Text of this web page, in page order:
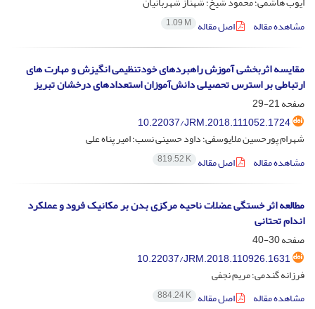
مشاهده مقاله
اصل مقاله 1.09 M
مقایسه اثربخشی آموزش راهبردهای خودتنظیمی انگیزش و مهارت های
ارتباطی بر استرس تحصیلی دانش‌آموزان استعدادهای درخشان تبریز
صفحه21-29
10.22037/JRM.2018.111052.1724
شهرام پورحسین ملایوسفی؛ داود حسینی نسب؛ امیر پناه علی
مشاهده مقاله
اصل مقاله 819.52 K
مطالعه اثر خستگی عضلات ناحیه مرکزی بدن بر مکانیک فرود و عملکرد
اندام تحتانی
صفحه30-40
10.22037/JRM.2018.110926.1631
فرزانه گندمی؛ مریم نجفی
مشاهده مقاله
اصل مقاله 884.24 K